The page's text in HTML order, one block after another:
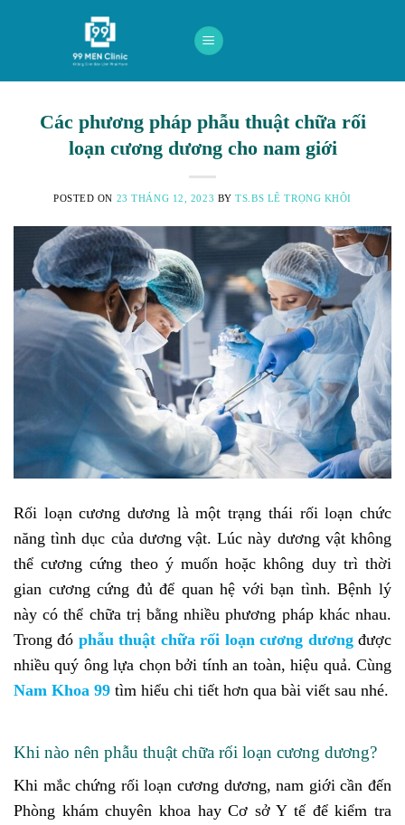
Các phương pháp phẫu thuật chữa rối
loạn cương dương cho nam giới
POSTED ON 23 THÁNG 12, 2023 BYTS.BS LÊ TRỌNG KHÔI
Rối loạn cương dương là một trạng thái rối loạn chức
năng tình dục của dương vật. Lúc này dương vật không
thể cương cứng theo ý muốn hoặc không duy trì thời
gian cương cứng đủ để quan hệ với bạn tình. Bệnh lý
này có thể chữa trị bằng nhiều phương pháp khác nhau.
Trong đó phẫu thuật chữa rối loạn cương dươngđược
nhiều quý ông lựa chọn bởi tính an toàn, hiệu quả. Cùng
Nam Khoa 99 tìm hiểu chi tiết hơn qua bài viết sau nhé.
Khi nào nên phẫu thuật chữa rối loạn cương dương?
Khi mắc chứng rối loạn cương dương, nam giới cần đến
Phòng khám chuyên khoa hay Cơ sở Y tế để kiểm tra